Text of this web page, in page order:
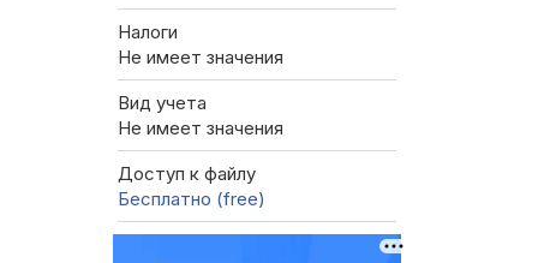
Налоги
Не имеет значения
Вид учета
Не имеет значения
Доступ к файлу
Бесплатно (free)